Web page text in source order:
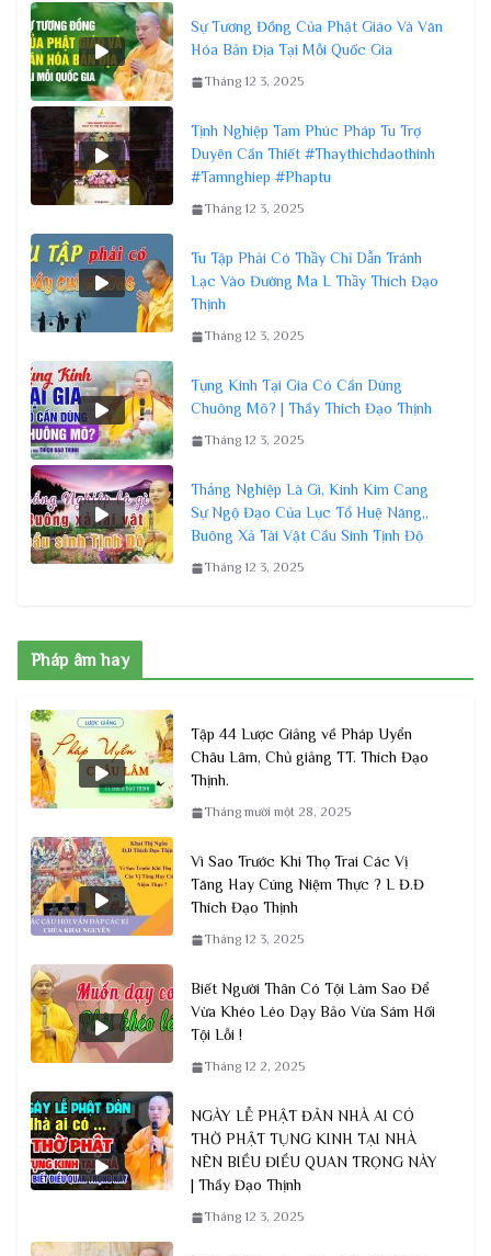
Sự Tương Đồng Của Phật Giáo Và Văn
Hóa Bản Địa Tại Mỗi Quốc Gia
Tháng 12 3, 2025
Tịnh Nghiệp Tam Phúc Pháp Tu Trợ
Duyên Cần Thiết #Thaythichdaothinh
#Tamnghiep #Phaptu
Tháng 12 3, 2025
Tu Tập Phải Có Thầy Chỉ Dẫn Tránh
Lạc Vào Đường Ma L Thầy Thích Đạo
Thịnh
Tháng 12 3, 2025
Tụng Kinh Tại Gia Có Cần Dùng
Chuông Mõ? | Thầy Thích Đạo Thịnh
Tháng 12 3, 2025
Thắng Nghiệp Là Gì, Kinh Kim Cang
Sự Ngộ Đạo Của Lục Tổ Huệ Năng,,
Buông Xả Tài Vật Cầu Sinh Tịnh Độ
Tháng 12 3, 2025
Pháp âm hay
Tập 44 Lược Giảng về Pháp Uyển
Châu Lâm, Chủ giảng TT. Thích Đạo
Thịnh.
Tháng mười một 28, 2025
Vì Sao Trước Khi Thọ Trai Các Vị
Tăng Hay Cúng Niệm Thực ? L Đ.Đ
Thích Đạo Thịnh
Tháng 12 3, 2025
Biết Người Thân Có Tội Làm Sao Để
Vừa Khéo Léo Dạy Bảo Vừa Sám Hối
Tội Lỗi !
Tháng 12 2, 2025
NGÀY LỄ PHẬT ĐẢN NHÀ AI CÓ
THỜ PHẬT TỤNG KINH TẠI NHÀ
NÊN BIỀU ĐIỀU QUAN TRỌNG NÀY
| Thầy Đạo Thịnh
Tháng 12 3, 2025